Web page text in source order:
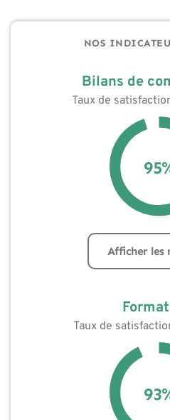
NOS
Bilans de
Taux de
95
Afficher les
Taux de
93